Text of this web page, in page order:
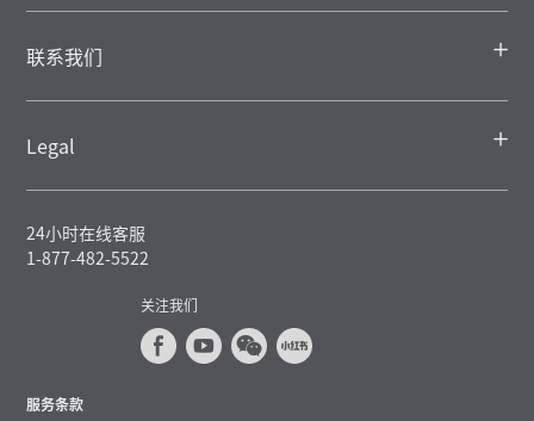
联系我们
Legal
24小时在线客服
1-877-482-5522
关注我们
服务条款